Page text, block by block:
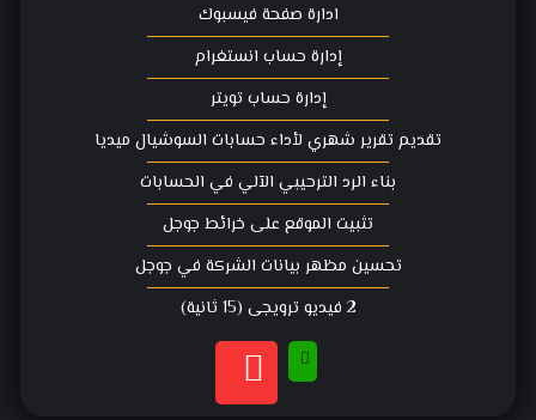
ادارة صفحة فيسبوك
إدارة حساب انستغرام
إدارة حساب تويتر
تقديم تقرير شهري لأداء حسابات السوشيال ميديا
بناء الرد الترحيبي الآلي في الحسابات
تثبيت الموقع على خرائط جوجل
تحسين مظهر بيانات الشركة في جوجل
2 فيديو ترويجي (15 ثانية)